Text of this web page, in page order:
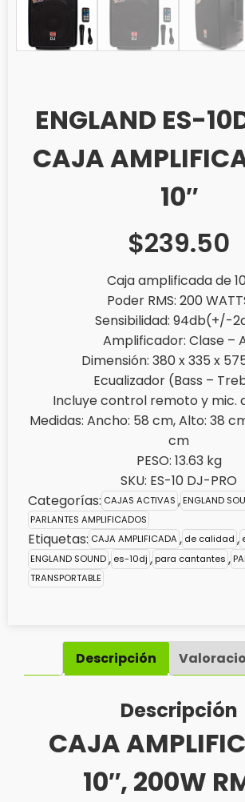
ENGLAND ES-
CAJA
10″
$239.50
Caja amplificada de
Poder RMS: 200
Sensibilidad: 94db(+/-
Amplificador: Clase –
Dimensión: 380 x 335 x
Ecualizador (Bass –
Incluye control remoto y mic.
Medidas: Ancho: 58 cm, Alto: 38
cm
PESO: 13.63 kg
SKU: ES-10 DJ-PRO
Categorías: CAJAS ACTIVAS ,ENGLAND
PARLANTES AMPLIFICADOS
Etiquetas: CAJA AMPLIFICADA , de calidad ,
ENGLAND SOUND, es-10dj ,para cantantes ,
TRANSPORTABLE
Descripción
Descripción
CAJA
10″, 200W